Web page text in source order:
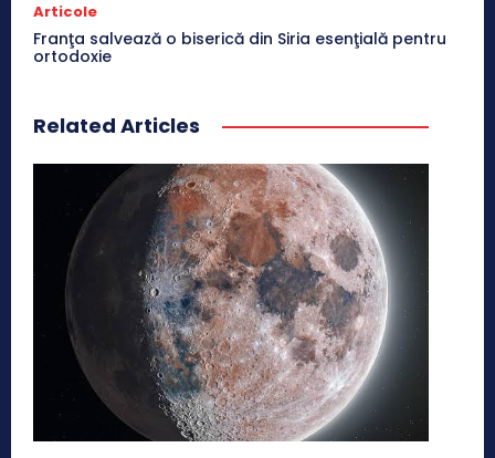
Articole
Franţa salvează o biserică din Siria esenţială pentru
ortodoxie
Related Articles